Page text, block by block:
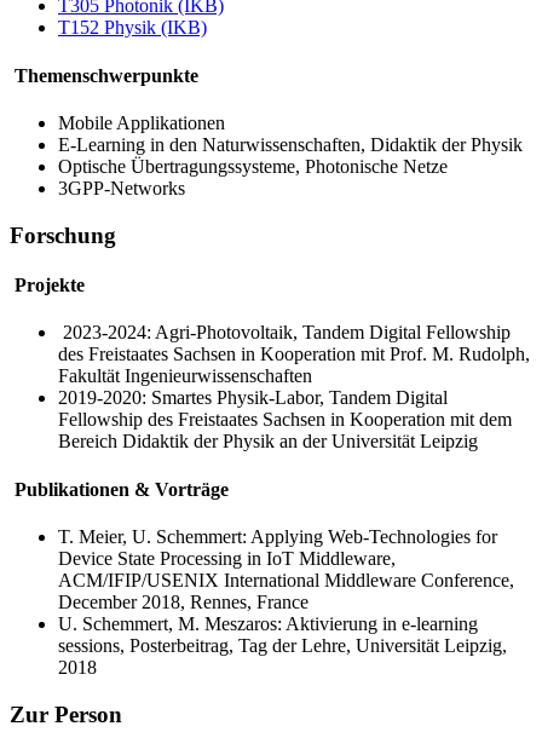
T305 Photonik (IKB)
T152 Physik (IKB)
Themenschwerpunkte
Mobile Applikationen
E-Learning in den Naturwissenschaften, Didaktik der Physik
Optische Übertragungssysteme, Photonische Netze
3GPP-Networks
Forschung
Projekte
2023-2024: Agri-Photovoltaik, Tandem Digital Fellowship
des Freistaates Sachsen in Kooperation mit Prof. M. Rudolph,
Fakultät Ingenieurwissenschaften
2019-2020: Smartes Physik-Labor, Tandem Digital
Fellowship des Freistaates Sachsen in Kooperation mit dem
Bereich Didaktik der Physik an der Universität Leipzig
Publikationen & Vorträge
T. Meier, U. Schemmert: Applying Web-Technologies for
Device State Processing in IoT Middleware,
ACM/IFIP/USENIX International Middleware Conference,
December 2018, Rennes, France
U. Schemmert, M. Meszaros: Aktivierung in e-learning
sessions, Posterbeitrag, Tag der Lehre, Universität Leipzig,
2018
Zur Person